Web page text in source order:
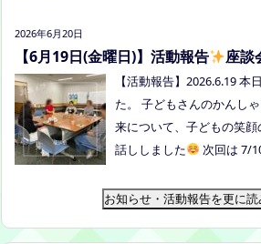
（加賀郡吉備中央町田土
7月28日（火）
に達し次第締め切らせてい
をされた方は場所を個別に
内容：いつもの座談会と
2026年6月20日
【6月19日(金曜日)】活動報告 座談
【活動報告】2026.6.19 本
た。 子どもさんのかんし
来について、子どもの笑
話ししました
次回は 7/
お知らせ・活動報告を更に